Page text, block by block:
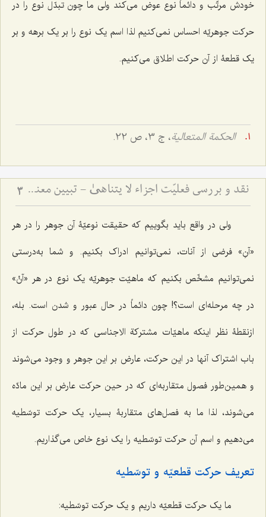
خودش مرتّب و دائماً نوع عوض می‌کند ولی ما چون تبدّل نوع را در
حرکت جوهریّه احساس نمی‌کنیم لذا اسم یک نوع را بر یک برهه و بر
یک قطعۀ از آن حرکت اطلاق می‌کنیم.
الحکمة المتعالیة، ج 3، ص 22.
نقد و بررسی فعلیّت اجزاء لا یتناهیٰ - تبیین معنای حرکت و اقسام آن 3
ولی در واقع باید بگوییم که حقیقت نوعیّۀ آن جوهر را در هر
«آنِ» فرضی از آنات، نمی‌توانیم ادراک بکنیم. و شما به‌درستی
نمی‌توانیم مشخّص بکنیم که ماهیّت جوهریّه یک نوع در هر «آنْ»
در چه مرحله‌ای است؟! چون دائماً در حال عبور و شدن است. بله،
ازنقطۀ نظر ‌اینکه ماهیّات مشترکة الاجناسی که در طول حرکت از
باب اشتراک آنها در این حرکت، عارض بر این جوهر و وجود می‌شوند
و همین‌طور فصول متقاربه‌ای که در حین حرکت عارض بر این مادّه
می‌شوند، لذا ما به فصل‌های متقاربۀ بسیار، یک حرکت توسّطیه
می‌دهیم و اسم آن حرکت توسّطیه را یک نوع خاص می‌گذاریم.
تعریف حرکت قطعیّه و توسّطیه
ما یک حرکت قطعیّه داریم و یک حرکت توسّطیه: